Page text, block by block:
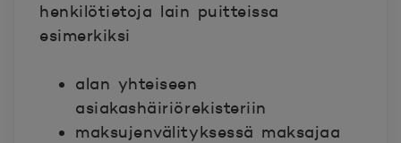
henkilötietoja lain puitteissa
esimerkiksi
alan yhteiseen
asiakashäiriörekisteriin
maksujenvälityksessä maksajaa